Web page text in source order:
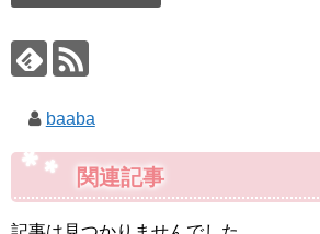
baaba
関連記事